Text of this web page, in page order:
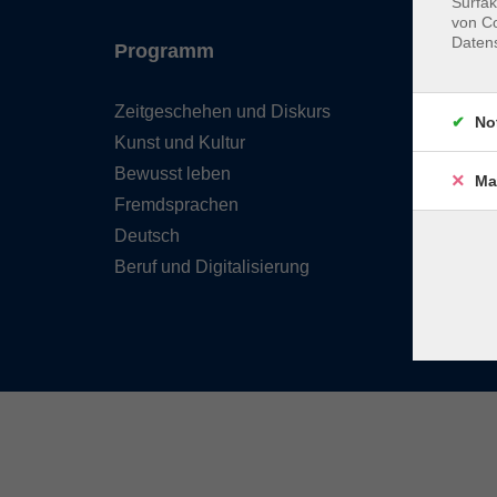
Programm
Zeitgeschehen und Diskurs
Kunst und Kultur
Bewusst leben
Fremdsprachen
Deutsch
Beruf und Digitalisierung
von